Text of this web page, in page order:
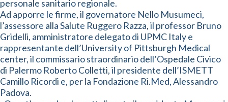
personale sanitario regionale.
Ad apporre le firme, il governatore Nello Musumeci,
l’assessore alla Salute Ruggero Razza, il professor Bruno
Gridelli, amministratore delegato di UPMC Italy e
rappresentante dell’University of Pittsburgh Medical
center, il commissario straordinario dell’Ospedale Civico
di Palermo Roberto Colletti, il presidente dell’ISMETT
Camillo Ricordi e, per la Fondazione Ri.Med, Alessandro
Padova.